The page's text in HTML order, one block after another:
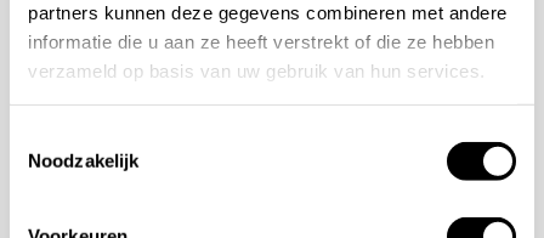
partners kunnen deze gegevens combineren met andere
informatie die u aan ze heeft verstrekt of die ze hebben
verzameld op basis van uw gebruik van hun services.
Noodzakelijk
Wilt u ook iedere dag genieten van een luxe badkamer?
Neem contact met ons op voor een intake gesprek.
+31 10 28 575 85